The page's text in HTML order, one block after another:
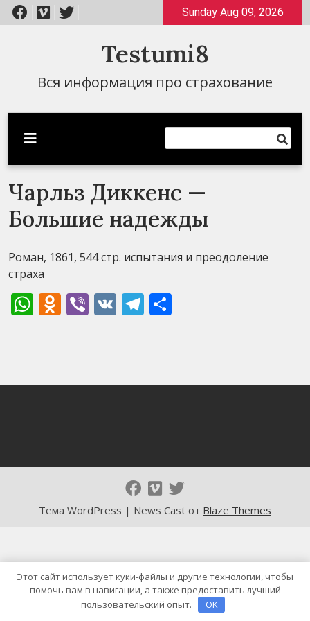
Перейти
к
Sunday Aug 09, 2026
Testumi8
Вся информация про страхование
Чарльз Диккенс —
Большие надежды
Роман, 1861, 544 стр. испытания и преодоление
страха
WhatsApp
Odnoklassniki
Viber
VK Telegram
Тема WordPress | News Cast от Blaze Themes
Этот сайт использует куки-файлы и другие технологии, чтобы
помочь вам в навигации, а также предоставить лучший
пользовательский опыт.
OK